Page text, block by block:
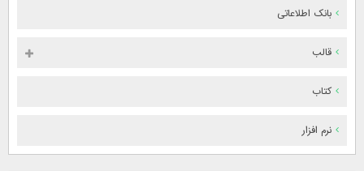
بانک اطلاعاتی
قالب
کتاب
نرم افزار